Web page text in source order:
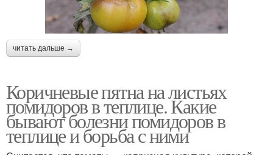
читать дальше →
Коричневые пятна на листьях
помидоров в теплице. Какие
бывают болезни помидоров в
теплице и борьба с ними